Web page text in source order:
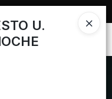
U.
a la Tienda